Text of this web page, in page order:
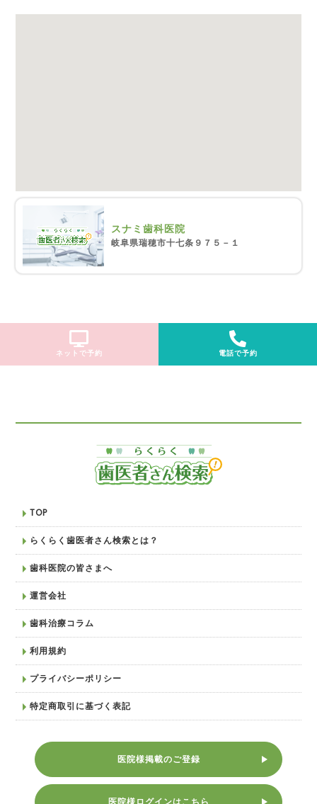
スナミ歯科医院
岐阜県瑞穂市十七条９７５－１
ネットで予約 電話で予約
TOP
らくらく歯医者さん検索とは？
歯科医院の皆さまへ
運営会社
歯科治療コラム
利用規約
プライバシーポリシー
特定商取引に基づく表記
医院様掲載のご登録
医院様ログインはこちら